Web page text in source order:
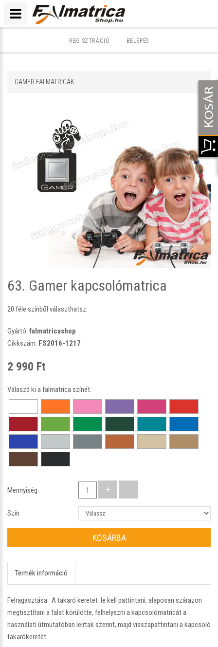
REGISZTRÁCIÓ BELÉPÉS
GAMER FALMATRICÁK
63. Gamer kapcsolómatrica
20 féle színből választhatsz.
Gyártó: falmatricashop
Cikkszám: FS2016-1217
2 990 Ft
Válaszd ki a falmatrica színét:
Mennyiség:
Szín
KOSÁRBA
Termék információ
Felragasztása: A takaró keretet le kell pattintani, alaposan szárazon
megtisztítani a falat körülötte, felhelyezni a kapcsolómatricát a
használati útmutatóban leírtak szerint, majd visszapattintani a kapcsoló
takarókeretét.